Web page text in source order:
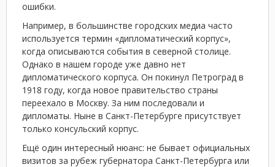
ошибки.
Например, в большинстве городских медиа часто
используется термин «дипломатический корпус»,
когда описываются события в северной столице.
Однако в нашем городе уже давно нет
дипломатического корпуса. Он покинул Петроград в
1918 году, когда новое правительство страны
переехало в Москву. За ним последовали и
дипломаты. Ныне в Санкт-Петербурге присутствует
только консульский корпус.
Ещё один интересный нюанс: не бывает официальных
визитов за рубеж губернатора Санкт-Петербурга или